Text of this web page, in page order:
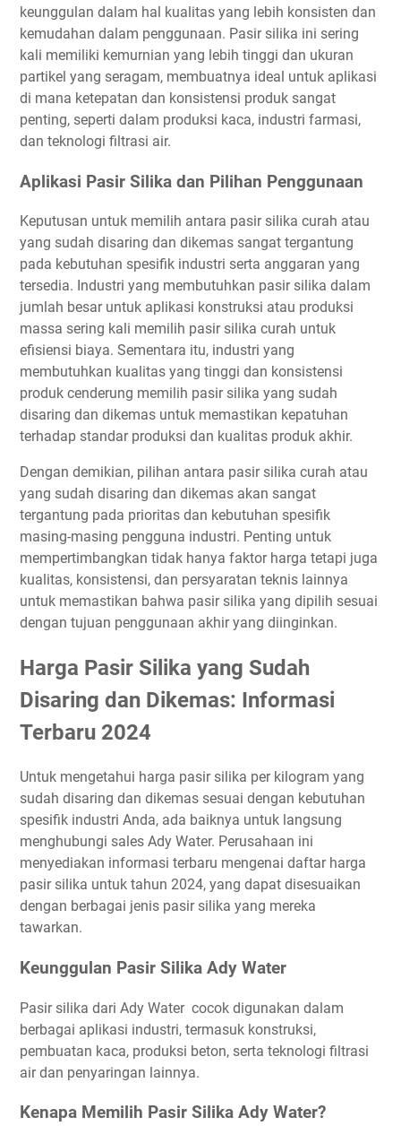
keunggulan dalam hal kualitas yang lebih konsisten dan
kemudahan dalam penggunaan. Pasir silika ini sering
kali memiliki kemurnian yang lebih tinggi dan ukuran
partikel yang seragam, membuatnya ideal untuk aplikasi
di mana ketepatan dan konsistensi produk sangat
penting, seperti dalam produksi kaca, industri farmasi,
dan teknologi filtrasi air.
Aplikasi Pasir Silika dan Pilihan Penggunaan
Keputusan untuk memilih antara pasir silika curah atau
yang sudah disaring dan dikemas sangat tergantung
pada kebutuhan spesifik industri serta anggaran yang
tersedia. Industri yang membutuhkan pasir silika dalam
jumlah besar untuk aplikasi konstruksi atau produksi
massa sering kali memilih pasir silika curah untuk
efisiensi biaya. Sementara itu, industri yang
membutuhkan kualitas yang tinggi dan konsistensi
produk cenderung memilih pasir silika yang sudah
disaring dan dikemas untuk memastikan kepatuhan
terhadap standar produksi dan kualitas produk akhir.
Dengan demikian, pilihan antara pasir silika curah atau
yang sudah disaring dan dikemas akan sangat
tergantung pada prioritas dan kebutuhan spesifik
masing-masing pengguna industri. Penting untuk
mempertimbangkan tidak hanya faktor harga tetapi juga
kualitas, konsistensi, dan persyaratan teknis lainnya
untuk memastikan bahwa pasir silika yang dipilih sesuai
dengan tujuan penggunaan akhir yang diinginkan.
Harga Pasir Silika yang Sudah
Disaring dan Dikemas: Informasi
Terbaru 2024
Untuk mengetahui harga pasir silika per kilogram yang
sudah disaring dan dikemas sesuai dengan kebutuhan
spesifik industri Anda, ada baiknya untuk langsung
menghubungi sales Ady Water. Perusahaan ini
menyediakan informasi terbaru mengenai daftar harga
pasir silika untuk tahun 2024, yang dapat disesuaikan
dengan berbagai jenis pasir silika yang mereka
tawarkan.
Keunggulan Pasir Silika Ady Water
Pasir silika dari Ady Water cocok digunakan dalam
berbagai aplikasi industri, termasuk konstruksi,
pembuatan kaca, produksi beton, serta teknologi filtrasi
air dan penyaringan lainnya.
Kenapa Memilih Pasir Silika Ady Water?